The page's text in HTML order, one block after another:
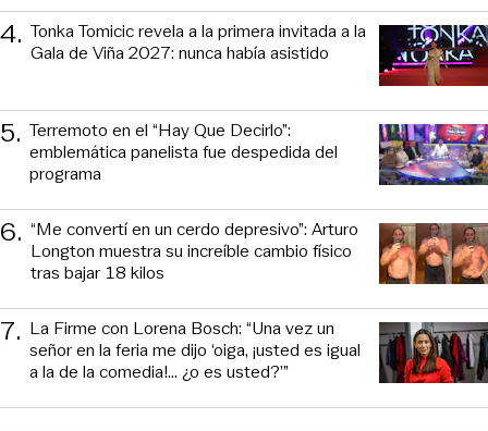
4. Tonka Tomicic revela a la primera invitada a la
Gala de Viña 2027: nunca había asistido
5. Terremoto en el “Hay Que Decirlo”:
emblemática panelista fue despedida del
programa
6. “Me convertí en un cerdo depresivo”: Arturo
Longton muestra su increíble cambio físico
tras bajar 18 kilos
7. La Firme con Lorena Bosch: “Una vez un
señor en la feria me dijo ‘oiga, ¡usted es igual
a la de la comedia!... ¿o es usted?’”